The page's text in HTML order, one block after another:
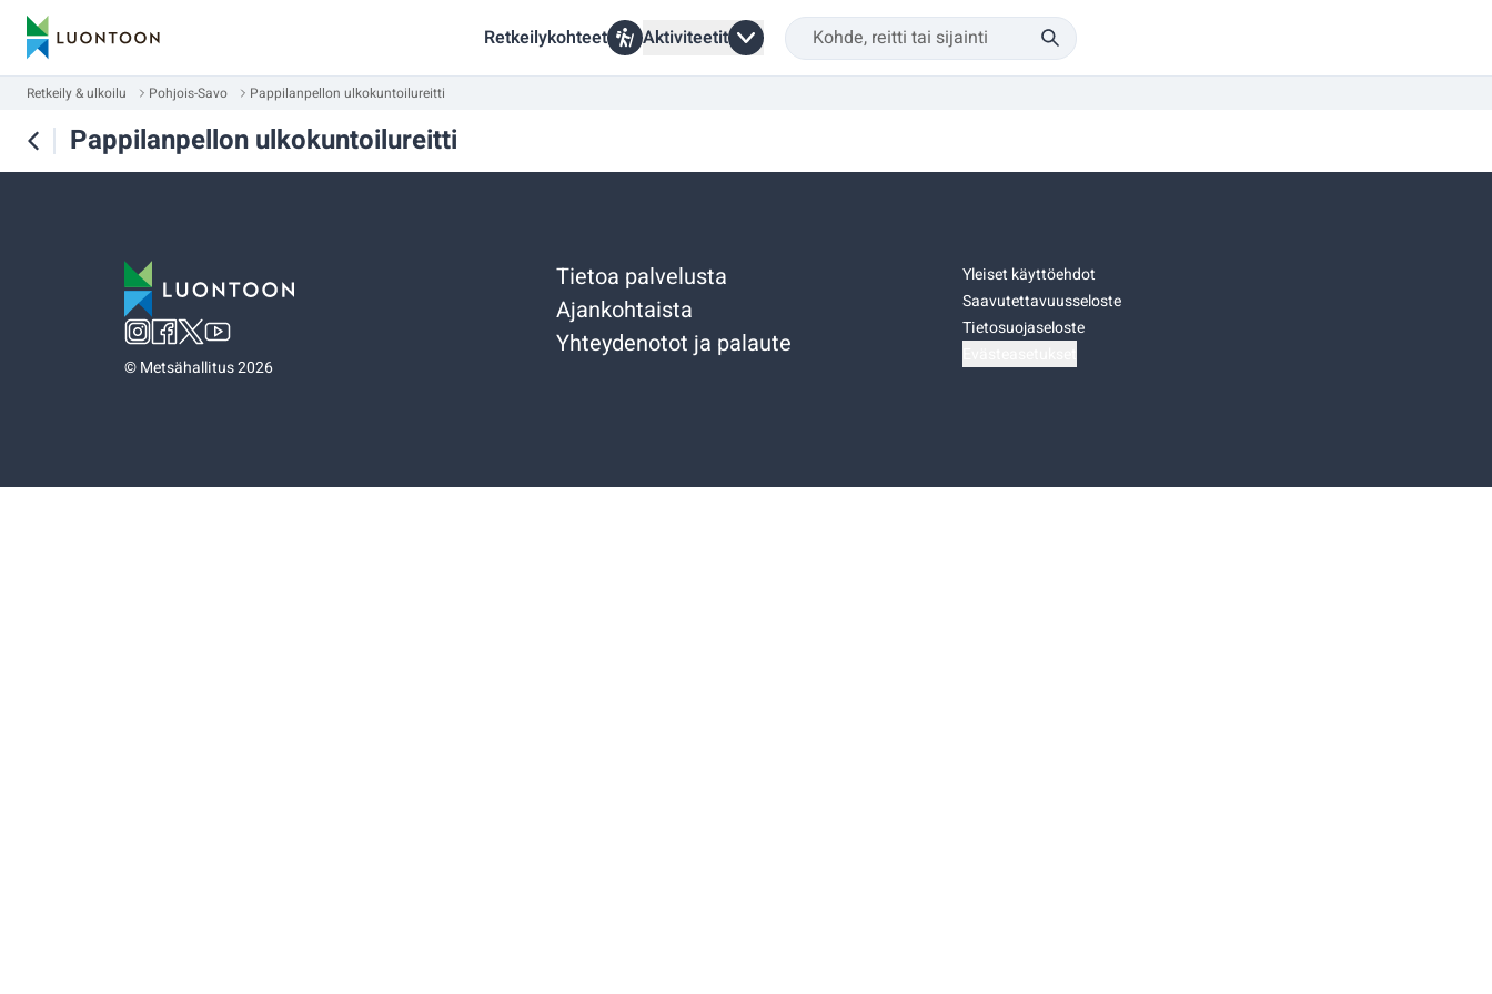
Retkeilykohteet Aktiviteetit
Retkeily & ulkoilu Pohjois-Savo Pappilanpellon ulkokuntoilureitti
Pappilanpellon ulkokuntoilureitti
©Metsähallitus 2026
Tietoa palvelusta
Ajankohtaista
Yhteydenotot ja palaute
Yleiset käyttöehdot
Saavutettavuusseloste
Tietosuojaseloste